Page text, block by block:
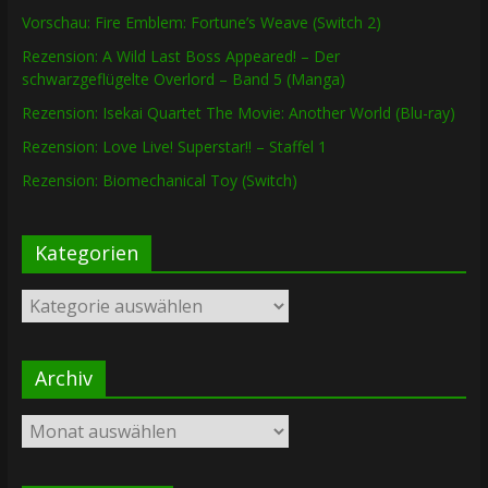
Vorschau: Fire Emblem: Fortune’s Weave (Switch 2)
Rezension: A Wild Last Boss Appeared! – Der
schwarzgeflügelte Overlord – Band 5 (Manga)
Rezension: Isekai Quartet The Movie: Another World (Blu-ray)
Rezension: Love Live! Superstar!! – Staffel 1
Rezension: Biomechanical Toy (Switch)
Kategorien
Kategorien
Archiv
Archiv